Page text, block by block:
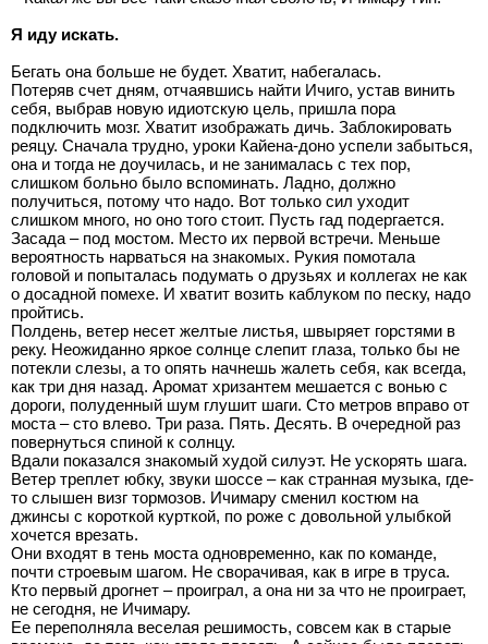
Я иду искать.
Бегать она больше не будет. Хватит, набегалась.
Потеряв счет дням, отчаявшись найти Ичиго, устав винить
себя, выбрав новую идиотскую цель, пришла пора
подключить мозг. Хватит изображать дичь. Заблокировать
реяцу. Сначала трудно, уроки Кайена-доно успели забыться,
она и тогда не доучилась, и не занималась с тех пор,
слишком больно было вспоминать. Ладно, должно
получиться, потому что надо. Вот только сил уходит
слишком много, но оно того стоит. Пусть гад подергается.
Засада – под мостом. Место их первой встречи. Меньше
вероятность нарваться на знакомых. Рукия помотала
головой и попыталась подумать о друзьях и коллегах не как
о досадной помехе. И хватит возить каблуком по песку, надо
пройтись.
Полдень, ветер несет желтые листья, швыряет горстями в
реку. Неожиданно яркое солнце слепит глаза, только бы не
потекли слезы, а то опять начнешь жалеть себя, как всегда,
как три дня назад. Аромат хризантем мешается с вонью с
дороги, полуденный шум глушит шаги. Сто метров вправо от
моста – сто влево. Три раза. Пять. Десять. В очередной раз
повернуться спиной к солнцу.
Вдали показался знакомый худой силуэт. Не ускорять шага.
Ветер треплет юбку, звуки шоссе – как странная музыка, где-
то слышен визг тормозов. Ичимару сменил костюм на
джинсы с короткой курткой, по роже с довольной улыбкой
хочется врезать.
Они входят в тень моста одновременно, как по команде,
почти строевым шагом. Не сворачивая, как в игре в труса.
Кто первый дрогнет – проиграл, а она ни за что не проиграет,
не сегодня, не Ичимару.
Ее переполняла веселая решимость, совсем как в старые